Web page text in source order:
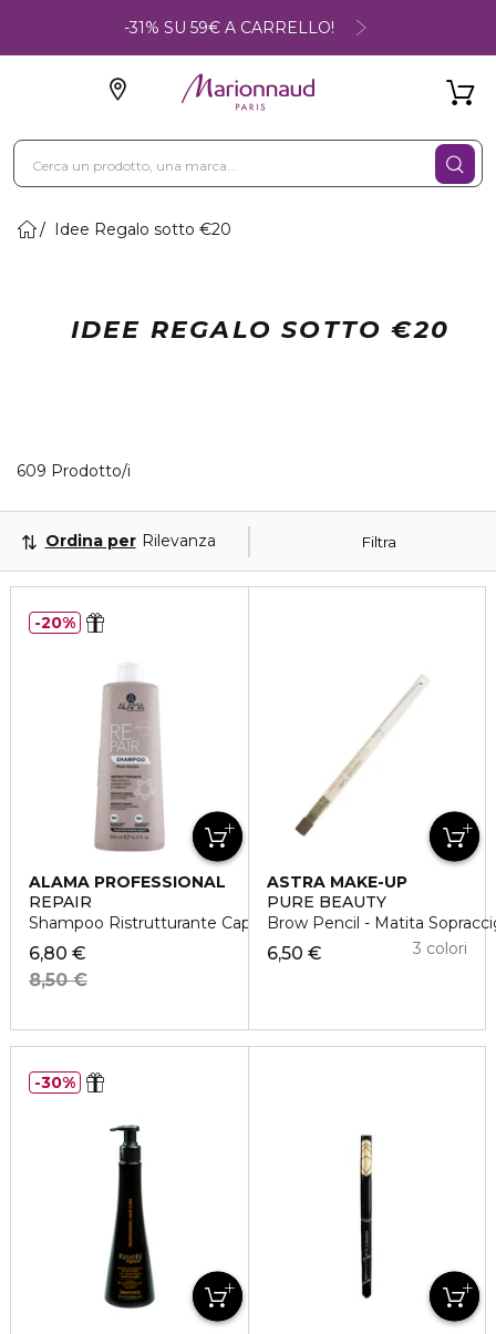
-31% SU 59€ A CARRELLO!
Idee Regalo sotto €20
IDEE REGALO SOTTO €20
609 Prodotto/i
Filtra
Ordina per Rilevanza
ALAMA PROFESSIONAL
REPAIR
Shampoo Ristrutturante Capelli Danneggiati e Sfibrati
6,80 €
8,50 €
20%
ASTRA MAKE-UP
PURE BEAUTY
Brow Pencil - Matita
6,50 € 3 colori
30%